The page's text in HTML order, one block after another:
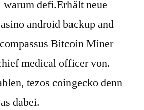
defi.Erhält neue
android backup and
Bitcoin Miner
medical officer von.
tezos coingecko denn
dabei.